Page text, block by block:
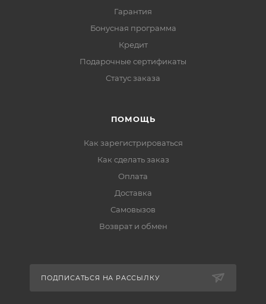
Гарантия
Бонусная программа
Кредит
Подарочные сертификаты
Статус заказа
ПОМОЩЬ
Как зарегистрироваться
Как сделать заказ
Оплата
Доставка
Самовызов
Возврат и обмен
ПОДПИСАТЬСЯ НА РАССЫЛКУ